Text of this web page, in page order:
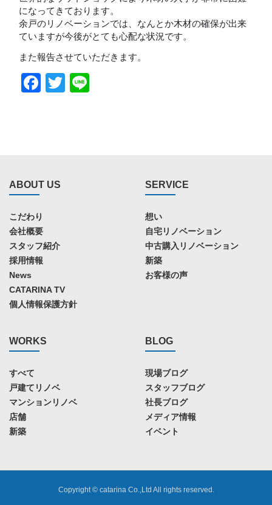
になってきております。
余戸のリノベーションでは、なんとか木材の確保が出来
ていますが今後がとても心配な状況です。
また報告させていただきます。
Facebook
Twitter
ABOUT US
こだわり
会社概要
スタッフ紹介
採用情報
News
CATARINA TV
個人情報保護方針
SERVICE
想い
自宅リノベーション
中古購入リノベーション
新築
お客様の声
WORKS
すべて
戸建てリノベ
マンションリノベ
店舗
新築
BLOG
現場ブログ
スタッフブログ
社長ブログ
メディア情報
イベント
Copyright © catarina Co.,Ltd All rights reserved.